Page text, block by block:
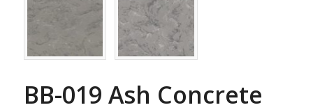
BB-019 Ash Concrete